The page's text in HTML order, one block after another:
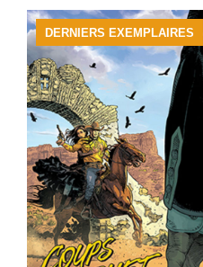
DERNIERS EXEMPLAIRES